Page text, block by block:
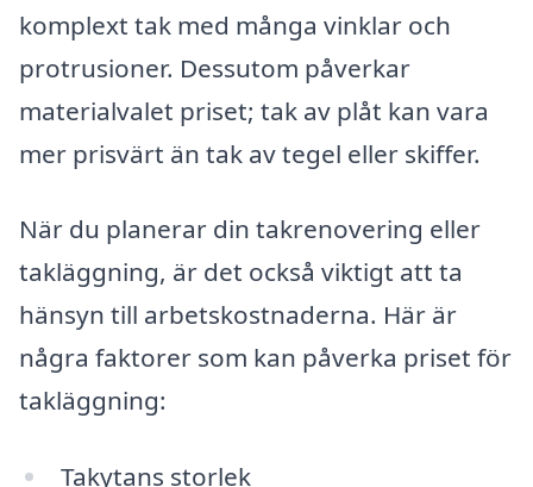
komplext tak med många vinklar och
protrusioner. Dessutom påverkar
materialvalet priset; tak av plåt kan vara
mer prisvärt än tak av tegel eller skiffer.
När du planerar din takrenovering eller
takläggning, är det också viktigt att ta
hänsyn till arbetskostnaderna. Här är
några faktorer som kan påverka priset för
takläggning:
Takytans storlek